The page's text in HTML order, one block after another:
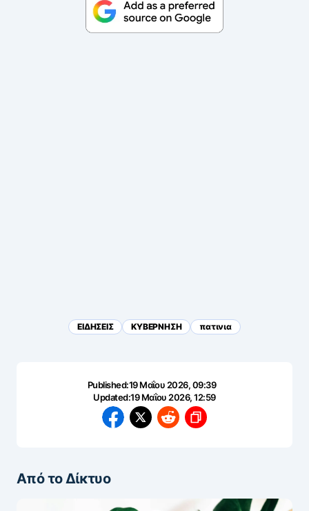
ΕΙΔΗΣΕΙΣ ΚΥΒΕΡΝΗΣΗ πατινια
Published:19 Μαΐου 2026, 09:39
Updated:19 Μαΐου 2026, 12:59
Από το Δίκτυο